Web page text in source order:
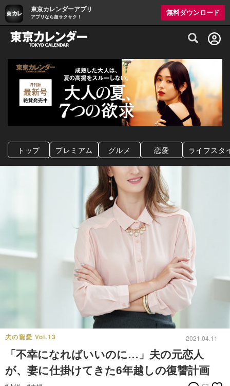
東京カレンダーアプリ
アプリなら超サクサク！
無料ダウンロード
グルメ情報・プレミアムレストラン予約
トップ プレミアム グルメ 恋愛 ライフスタ
夫の寵愛 Vol.13 2021.04.11
「不幸になればいいのに…」夫の元恋人
が、妻に仕掛けてきた6年越しの復讐計画